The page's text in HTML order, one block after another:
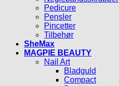
Pedicure
Pensler
Pincetter
Tilbehør
SheMax
MAGPIE BEAUTY
Nail Art
Bladguld
Compact